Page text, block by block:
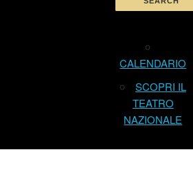
CALENDARIO
SCOPRI IL
TEATRO
NAZIONALE